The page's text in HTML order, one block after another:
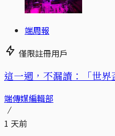
端周報
僅限註冊用戶
這一週，不漏讀：「世
端傳媒編輯部
1 天前